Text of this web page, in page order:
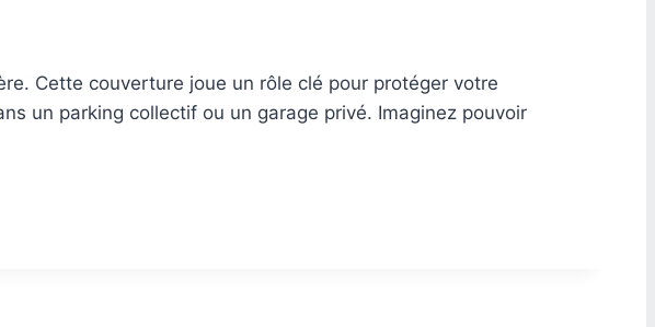
Cette couverture joue un rôle clé pour protéger votre
un parking collectif ou un garage privé. Imaginez pouvoir